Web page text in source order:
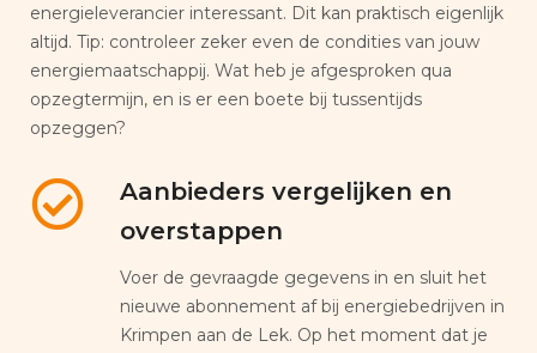
energieleverancier interessant. Dit kan praktisch eigenlijk
altijd. Tip: controleer zeker even de condities van jouw
energiemaatschappij. Wat heb je afgesproken qua
opzegtermijn, en is er een boete bij tussentijds
opzeggen?
Aanbieders vergelijken en
overstappen
Voer de gevraagde gegevens in en sluit het
nieuwe abonnement af bij energiebedrijven in
Krimpen aan de Lek. Op het moment dat je